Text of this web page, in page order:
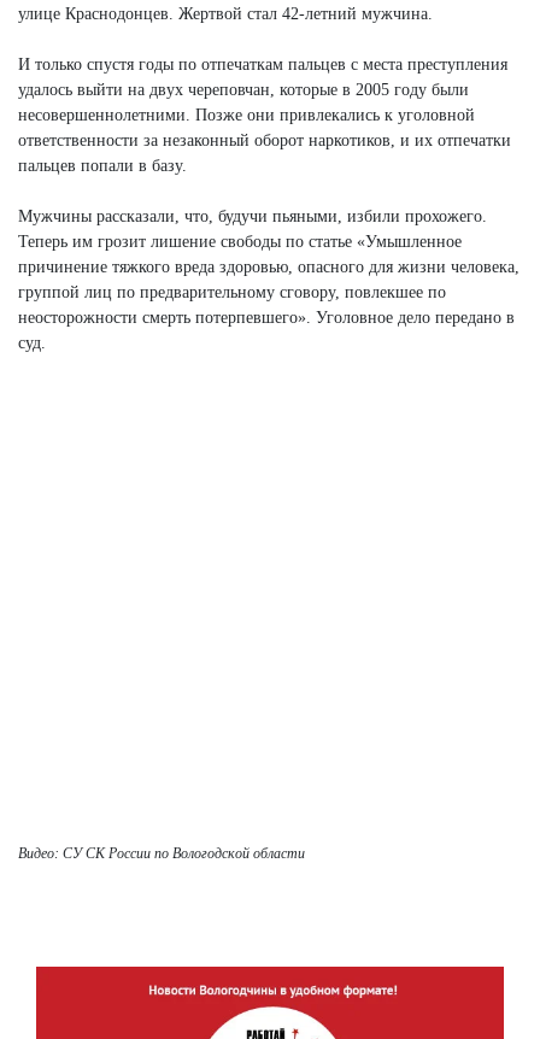
улице Краснодонцев. Жертвой стал 42-летний мужчина.
И только спустя годы по отпечаткам пальцев с места преступления
удалось выйти на двух череповчан, которые в 2005 году были
несовершеннолетними. Позже они привлекались к уголовной
ответственности за незаконный оборот наркотиков, и их отпечатки
пальцев попали в базу.
Мужчины рассказали, что, будучи пьяными, избили прохожего.
Теперь им грозит лишение свободы по статье «Умышленное
причинение тяжкого вреда здоровью, опасного для жизни человека,
группой лиц по предварительному сговору, повлекшее по
неосторожности смерть потерпевшего». Уголовное дело передано в
суд.
Видео: СУ СК России по Вологодской области